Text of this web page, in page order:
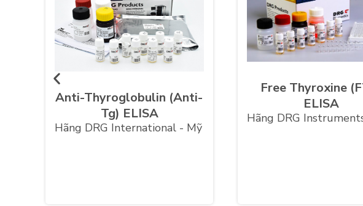
Anti-Thyroglobulin (Anti-
Tg) ELISA
Hãng DRG International - Mỹ
Free Thyroxine
ELISA
Hãng DRG